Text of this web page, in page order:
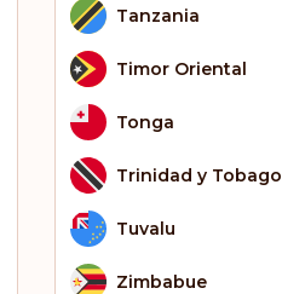
Tanzania
Timor Oriental
Tonga
Trinidad y Tobago
Tuvalu
Zimbabue